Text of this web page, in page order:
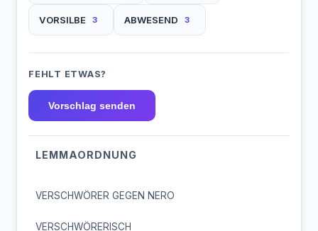
VORSILBE 3 ABWESEND 3
FEHLT ETWAS?
Vorschlag senden
LEMMAORDNUNG
VERSCHWÖRER GEGEN NERO
VERSCHWÖRERISCH